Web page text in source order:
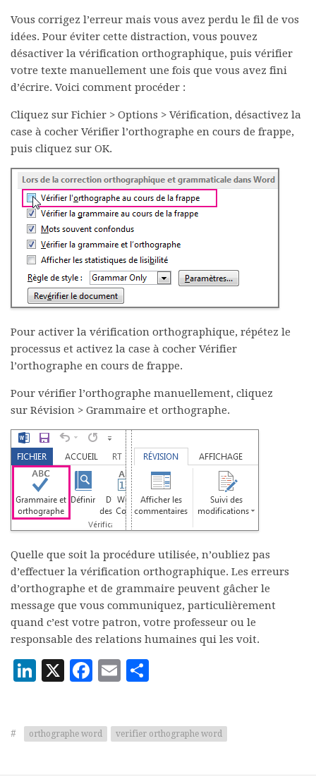
Vous corrigez l’erreur mais vous avez perdu le fil de vos
idées. Pour éviter cette distraction, vous pouvez
désactiver la vérification orthographique, puis vérifier
votre texte manuellement une fois que vous avez fini
d’écrire. Voici comment procéder :
Cliquez sur Fichier > Options > Vérification, désactivez la
case à cocher Vérifier l’orthographe en cours de frappe,
puis cliquez sur OK.
Pour activer la vérification orthographique, répétez le
processus et activez la case à cocher Vérifier
l’orthographe en cours de frappe.
Pour vérifier l’orthographe manuellement, cliquez
sur Révision > Grammaire et orthographe.
Quelle que soit la procédure utilisée, n’oubliez pas
d’effectuer la vérification orthographique. Les erreurs
d’orthographe et de grammaire peuvent gâcher le
message que vous communiquez, particulièrement
quand c’est votre patron, votre professeur ou le
responsable des relations humaines qui les voit.
LinkedIn
X Facebook
Email
# orthographe word verifier orthographe word